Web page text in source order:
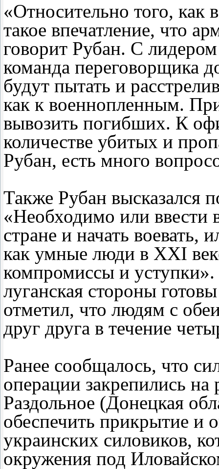
«Относительно того, как
такое впечатление, что
говорит Рубан. С
команда переговорщика
будут пытать и
как к военнопленным.
вывозить погибших. К
количестве убитых и
Рубан, есть много
Также Рубан высказался
«Необходимо или ввести
стране и начать воевать,
как умные люди в ХХI
компромиссы и
луганская стороны
отметил, что людям с
друг друга в течение
Ранее сообщалось, что
операции закрепились
Раздольное (Донецкая
обеспечить прикрытие и
украинских силовиков,
окружения под